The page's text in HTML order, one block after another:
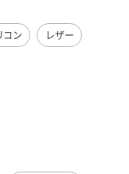
コン レザー